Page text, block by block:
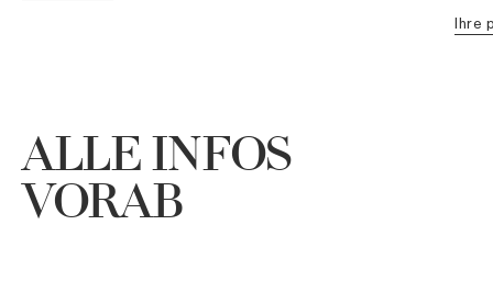
ihre
ALLE INFOS
VORAB